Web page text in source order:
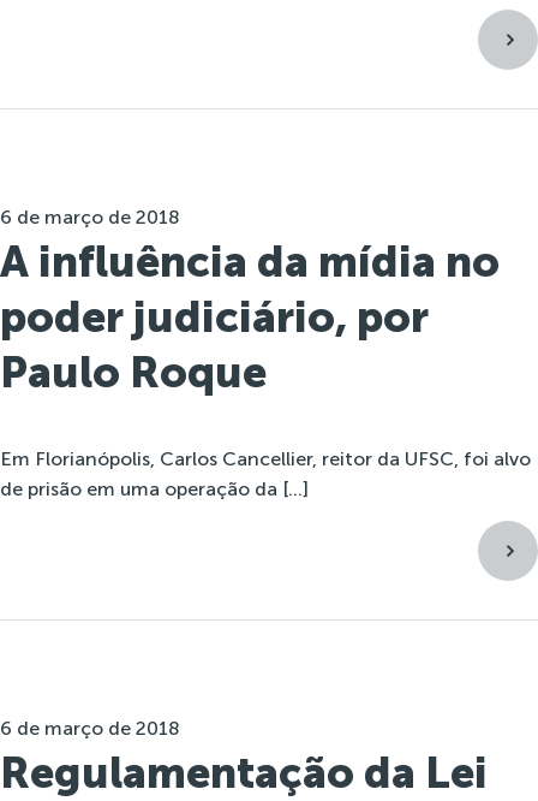
6 de março de 2018
A influência da mídia no
poder judiciário, por
Paulo Roque
Em Florianópolis, Carlos Cancellier, reitor da UFSC, foi alvo
de prisão em uma operação da […]
6 de março de 2018
Regulamentação da Lei